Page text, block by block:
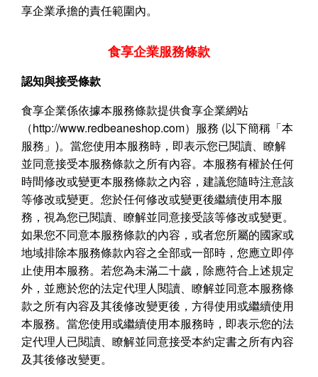
享企業承擔的責任範圍內。
食享企業服務條款
認知與接受條款
食享企業係依據本服務條款提供食享企業網站
（http://www.redbeaneshop.com）服務 (以下簡稱「本
服務」 )。當您使用本服務時，即表示您已閱讀、瞭解
並同意接受本服務條款之所有內容。本服務有權於任何
時間修改或變更本服務條款之內容，建議您隨時注意該
等修改或變更。您於任何修改或變更後繼續使用本服
務，視為您已閱讀、瞭解並同意接受該等修改或變更。
如果您不同意本服務條款的內容，或者您所屬的國家或
地域排除本服務條款內容之全部或一部時，您應立即停
止使用本服務。若您為未滿二十歲，除應符合上述規定
外，並應於您的法定代理人閱讀、瞭解並同意本服務條
款之所有內容及其後修改變更後，方得使用或繼續使用
本服務。當您使用或繼續使用本服務時，即表示您的法
定代理人已閱讀、瞭解並同意接受本約定書之所有內容
及其後修改變更。